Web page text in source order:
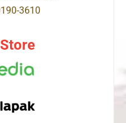
3610